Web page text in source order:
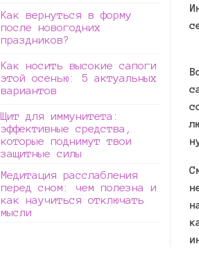
Как вернуться в форму
после новогодних
праздников?
Как носить высокие сапоги
этой осенью: 5 актуальных
вариантов
Щит для иммунитета:
эффективные средства,
которые поднимут твои
защитные силы
Медитация расслабления
перед сном: чем полезна и
как научиться отключать
мысли